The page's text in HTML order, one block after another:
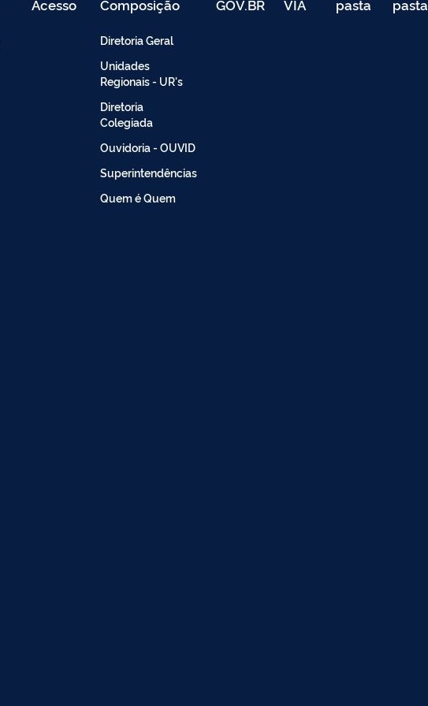
Acesso Composição
Diretoria Geral
Unidades
Regionais - UR's
Diretoria
Colegiada
Ouvidoria - OUVID
Superintendências
Quem é Quem
GOV.BR VIA pasta
de
pasta
de